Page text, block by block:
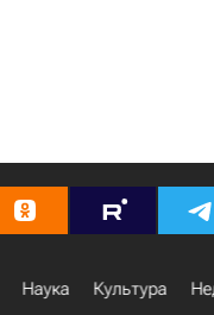
Наука Культура